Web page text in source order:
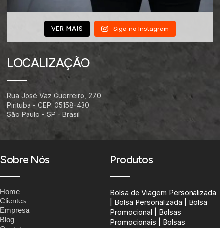
VER MAIS Siga no Instagram
LOCALIZAÇÃO
Rua José Vaz Guerreiro, 270
Pirituba - CEP: 05158-430
São Paulo - SP - Brasil
Sobre Nós
Home
Clientes
Empresa
Blog
Produtos
Bolsa de Viagem Personalizada
| Bolsa Personalizada | Bolsa
Promocional | Bolsas
Promocionais | Bolsas